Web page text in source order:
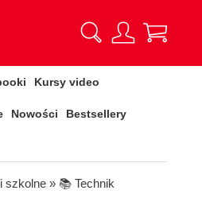
Kursy video
Nowości Bestsellery
szkolne » 📚 Technik